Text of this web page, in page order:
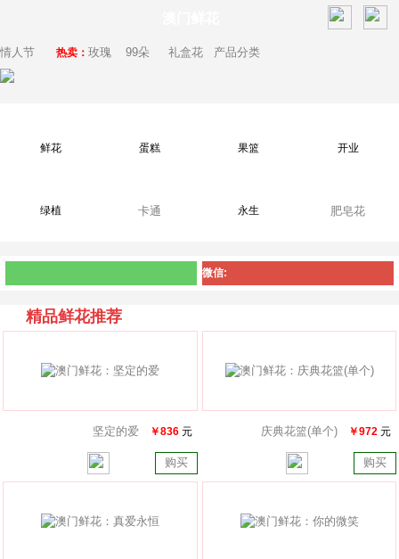
情人节 热卖： 玫瑰 99朵 礼盒花 产品分类
鲜花 蛋糕 果篮 开业
绿植 卡通 永生 肥皂花
微信:
精品鲜花推荐
坚定的爱 ￥836 元
购买
庆典花篮(单个) ￥972 元
购买